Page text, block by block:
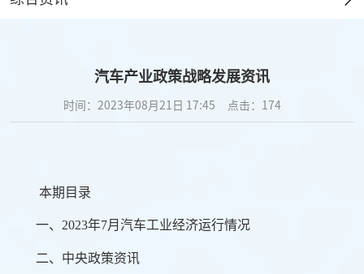
汽车产业政策战略发展资讯
时间：2023年08月21日 17:45 点击： 174
本期目录
一、2023年7月汽车工业经济运行情况
二、中央政策资讯